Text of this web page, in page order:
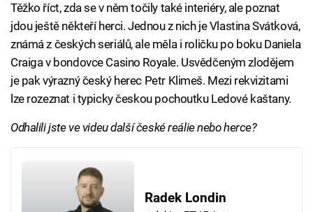
Těžko říct, zda se v něm točily také interiéry, ale poznat
jdou ještě někteří herci. Jednou z nich je Vlastina Svátková,
známá z českých seriálů, ale měla i roličku po boku Daniela
Craiga v bondovce Casino Royale. Usvědčeným zlodějem
je pak výrazný český herec Petr Klimeš. Mezi rekvizitami
lze rozeznat i typicky českou pochoutku Ledové kaštany.
Odhalili jste ve videu další české reálie nebo herce?
Radek Londin